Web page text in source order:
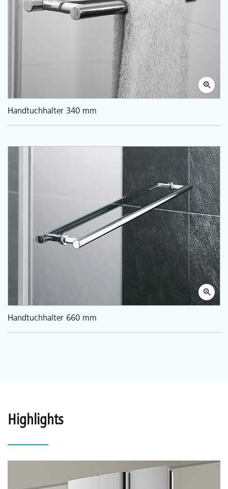
Handtuchhalter 340 mm
Handtuchhalter 660 mm
Highlights